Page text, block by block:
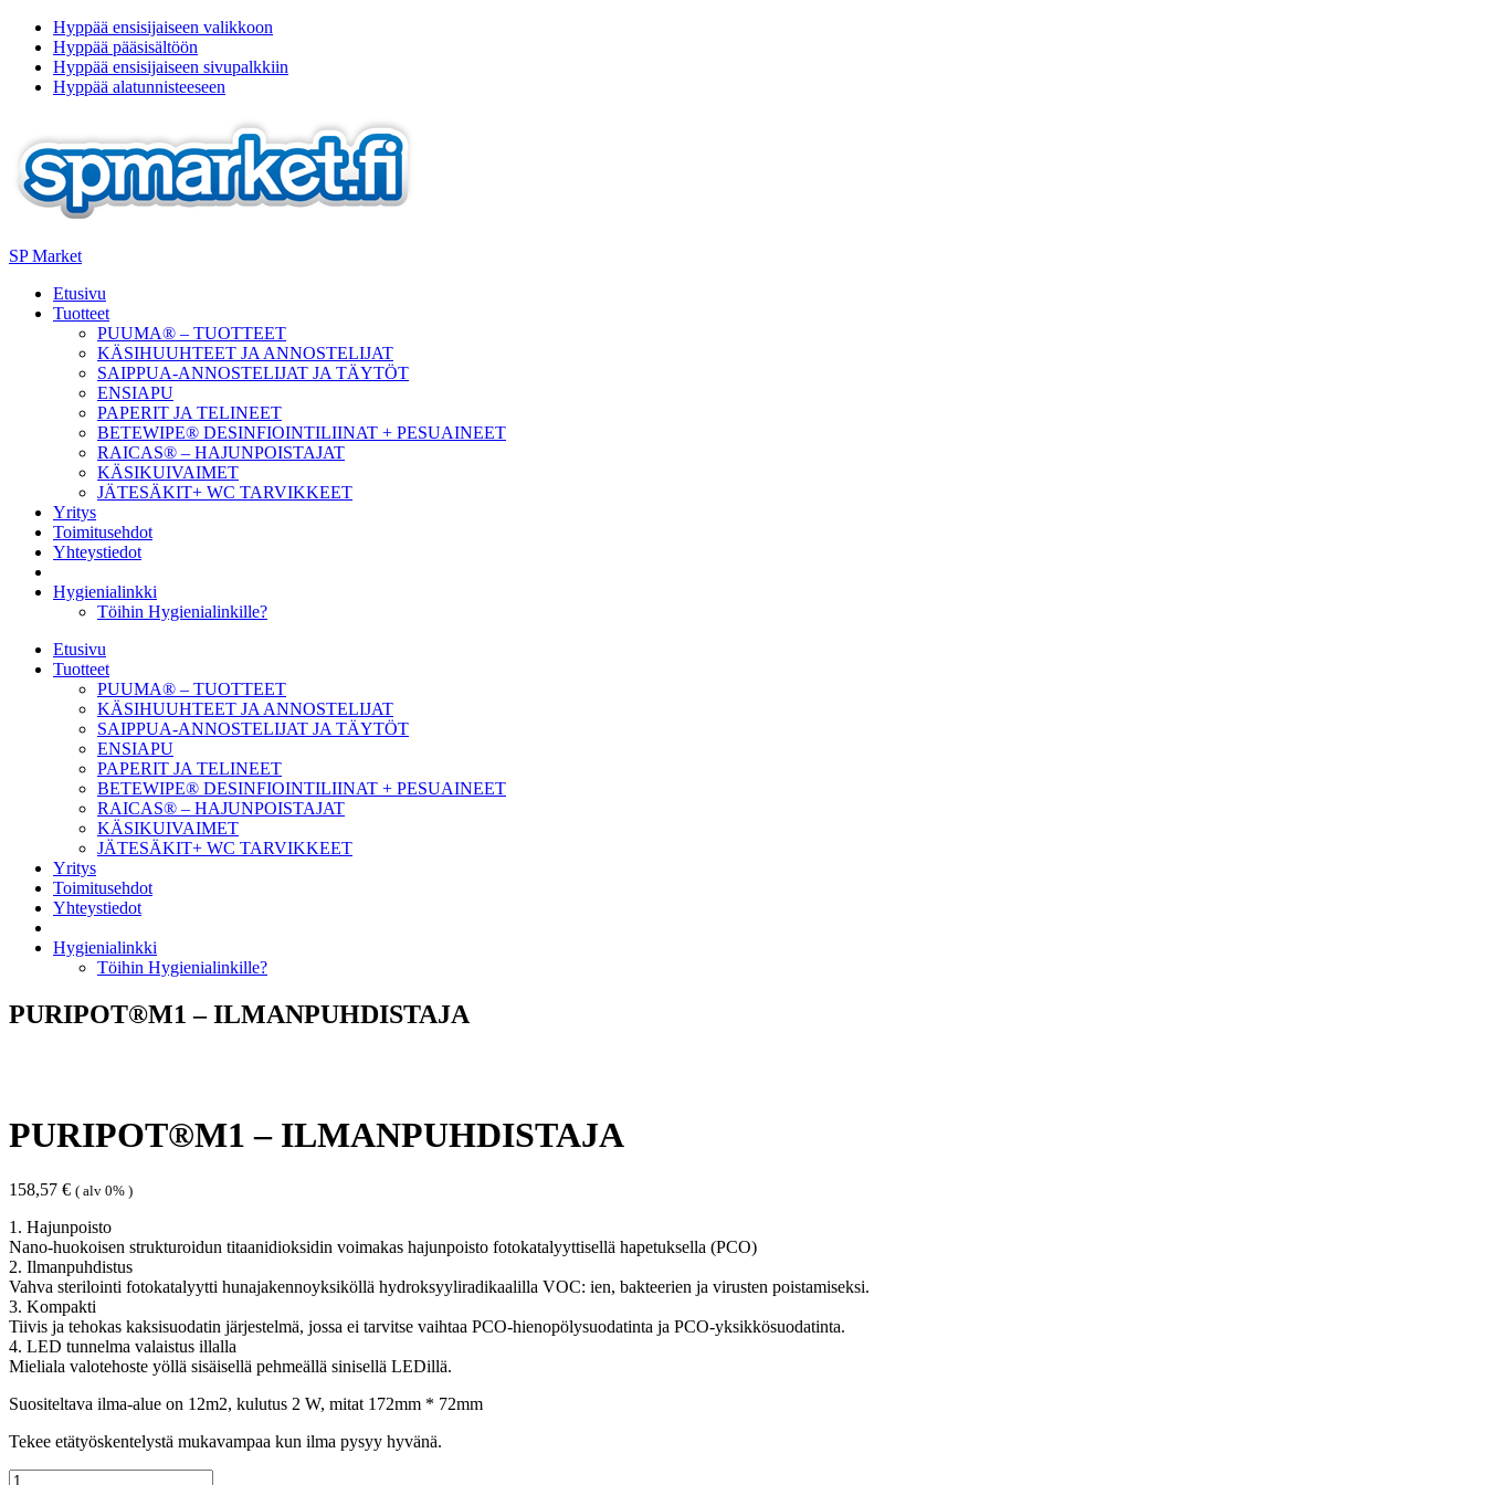
Hyppää ensisijaiseen valikkoon
Hyppää pääsisältöön
Hyppää ensisijaiseen sivupalkkiin
Hyppää alatunnisteeseen
SP Market
Etusivu
Tuotteet
PUUMA® – TUOTTEET
KÄSIHUUHTEET JA ANNOSTELIJAT
SAIPPUA-ANNOSTELIJAT JA TÄYTÖT
ENSIAPU
PAPERIT JA TELINEET
BETEWIPE® DESINFIOINTILIINAT + PESUAINEET
RAICAS® – HAJUNPOISTAJAT
KÄSIKUIVAIMET
JÄTESÄKIT+ WC TARVIKKEET
Yritys
Toimitusehdot
Yhteystiedot
Hygienialinkki
Töihin Hygienialinkille?
Etusivu
Tuotteet
PUUMA® – TUOTTEET
KÄSIHUUHTEET JA ANNOSTELIJAT
SAIPPUA-ANNOSTELIJAT JA TÄYTÖT
ENSIAPU
PAPERIT JA TELINEET
BETEWIPE® DESINFIOINTILIINAT + PESUAINEET
RAICAS® – HAJUNPOISTAJAT
KÄSIKUIVAIMET
JÄTESÄKIT+ WC TARVIKKEET
Yritys
Toimitusehdot
Yhteystiedot
Hygienialinkki
Töihin Hygienialinkille?
PURIPOT®M1 – ILMANPUHDISTAJA
PURIPOT®M1 – ILMANPUHDISTAJA
158,57 € ( alv 0% )
1. Hajunpoisto
Nano-huokoisen strukturoidun titaanidioksidin voimakas hajunpoisto fotokatalyyttisellä hapetuksella (PCO)
2. Ilmanpuhdistus
Vahva sterilointi fotokatalyytti hunajakennoyksiköllä hydroksyyliradikaalilla VOC: ien, bakteerien ja virusten poistamiseksi.
3. Kompakti
Tiivis ja tehokas kaksisuodatin järjestelmä, jossa ei tarvitse vaihtaa PCO-hienopölysuodatinta ja PCO-yksikkösuodatinta.
4. LED tunnelma valaistus illalla
Mieliala valotehoste yöllä sisäisellä pehmeällä sinisellä LEDillä.
Suositeltava ilma-alue on 12m2, kulutus 2 W, mitat 172mm * 72mm
Tekee etätyöskentelystä mukavampaa kun ilma pysyy hyvänä.
PURIPOT®M1